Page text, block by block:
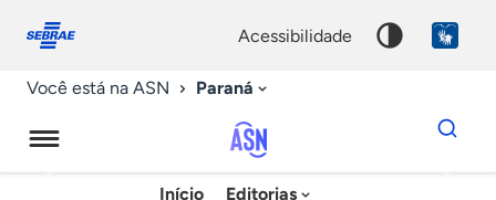
conosco
acessibilidade
Você está na ASN Paraná
Agência
Início Editorias
Dados
para